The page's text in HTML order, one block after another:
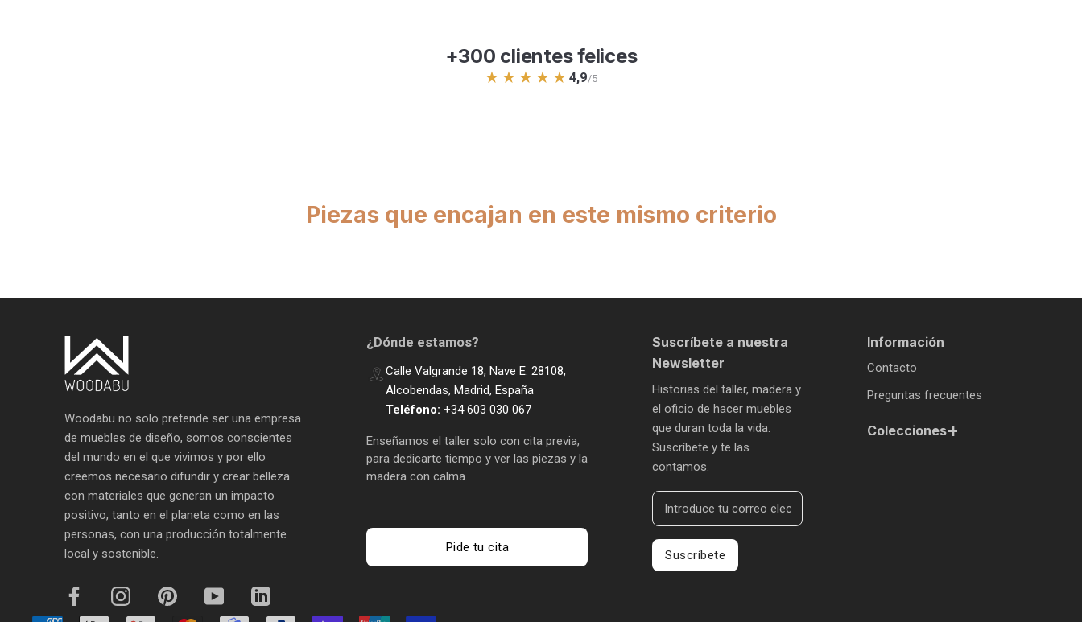
+300 clientes felices
★★★★★ 4,9/5
Piezas que encajan en este mismo criterio
Woodabu no solo pretende ser una empresa
de muebles de diseño, somos conscientes
del mundo en el que vivimos y por ello
creemos necesario difundir y crear belleza
con materiales que generan un impacto
positivo, tanto en el planeta como en las
personas, con una producción totalmente
local y sostenible.
¿Dónde estamos?
Calle Valgrande 18, Nave E. 28108,
Alcobendas, Madrid, España
Teléfono: +34 603 030 067
Enseñamos el taller solo con cita previa,
para dedicarte tiempo y ver las piezas y la
madera con calma.
Pide tu cita
Suscríbete a nuestra
Newsletter
Historias del taller, madera y
el oficio de hacer muebles
que duran toda la vida.
Suscríbete y te las
contamos.
Suscríbete
Información
Contacto
Preguntas frecuentes
Colecciones+